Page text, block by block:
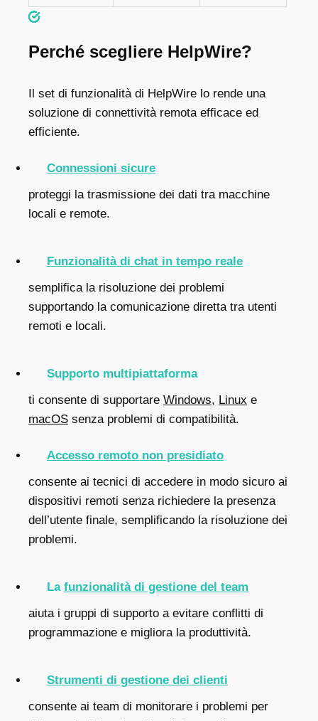
Perché scegliere HelpWire?
Il set di funzionalità di HelpWire lo rende una
soluzione di connettività remota efficace ed
efficiente.
Connessioni sicure
proteggi la trasmissione dei dati tra macchine
locali e remote.
Funzionalità di chat in tempo reale
semplifica la risoluzione dei problemi
supportando la comunicazione diretta tra utenti
remoti e locali.
Supporto multipiattaforma
ti consente di supportare Windows, Linux e
macOS senza problemi di compatibilità.
Accesso remoto non presidiato
consente ai tecnici di accedere in modo sicuro ai
dispositivi remoti senza richiedere la presenza
dell’utente finale, semplificando la risoluzione dei
problemi.
La funzionalità di gestione del team
aiuta i gruppi di supporto a evitare conflitti di
programmazione e migliora la produttività.
Strumenti di gestione dei clienti
consente ai team di monitorare i problemi per